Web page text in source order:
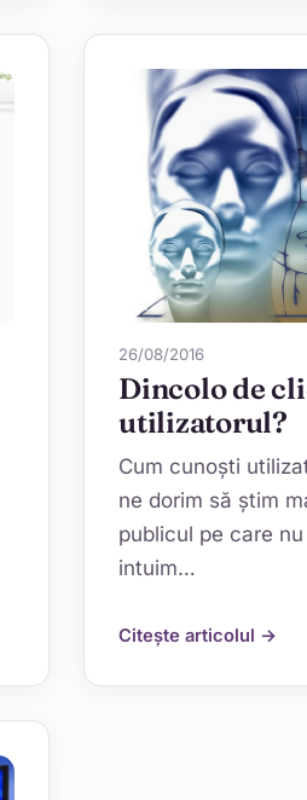
26/08/2016
Dincolo de
utilizatorul?
Cum cunoști
ne dorim să știm
publicul pe care
intuim…
Citește articolul →